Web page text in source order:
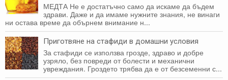
МЕДТА Не е достатъчно само да искаме да бъдем
здрави. Даже и да имаме нужните знания, не винаги
ни оста­ва време да обърнем внимание н...
Приготвяне на стафиди в домашни условия
За стафиди се използва грозде, здраво и добре
узряло, без повреди от болести и механични
увреждания. Гроздето трябва да е от безсеменни с...